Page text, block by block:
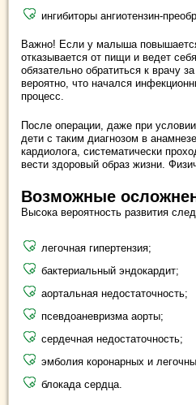
ингибиторы ангиотензин-
Важно! Если у малыша
отказывается от пищи и ведет
обязательно обратиться к врачу
вероятно, что начался
процесс.
После операции, даже при
дети с таким диагнозом в
кардиолога, систематически
вести здоровый образ жизни.
Возможные
Высока вероятность развития
легочная гипертензия;
бактериальный эндокардит;
аортальная недостаточность;
псевдоаневризма аорты;
сердечная недостаточность;
эмболия коронарных и
блокада сердца.